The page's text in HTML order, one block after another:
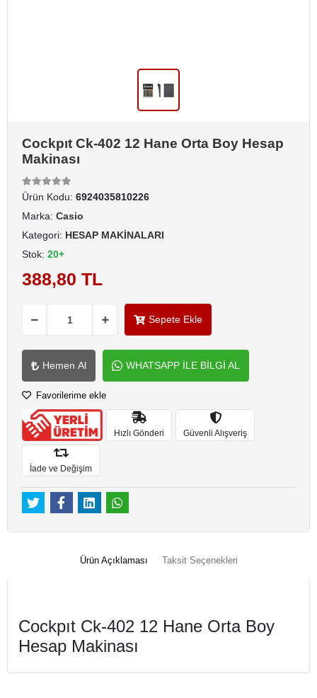
Cockpıt Ck-402 12 Hane Orta Boy Hesap
Makinası
Ürün Kodu: 6924035810226
Marka: Casio
Kategori: HESAP MAKİNALARI
Stok: 20+
388,80 TL
Sepete Ekle
Hemen Al WHATSAPP İLE BİLGİ AL
Favorilerime ekle
Hızlı Gönderi Güvenli Alışveriş
İade ve Değişim
Ürün Açıklaması Taksit Seçenekleri
Cockpıt Ck-402 12 Hane Orta Boy
Hesap Makinası